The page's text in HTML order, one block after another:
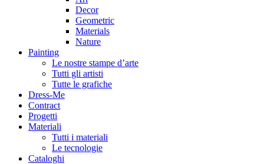
Decor
Geometric
Materials
Nature
Painting
Le nostre stampe d’arte
Tutti gli artisti
Tutte le grafiche
Dress-Me
Contract
Progetti
Materiali
Tutti i materiali
Le tecnologie
Cataloghi